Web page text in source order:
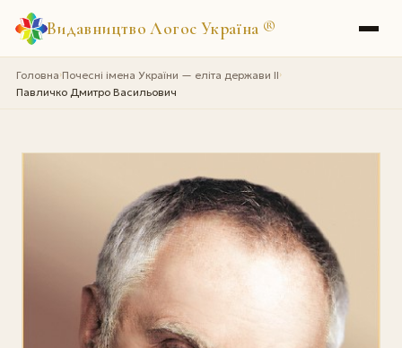
Видавництво Логос Україна ®
Головна›Почесні імена України — еліта держави II›
Павличко Дмитро Васильович